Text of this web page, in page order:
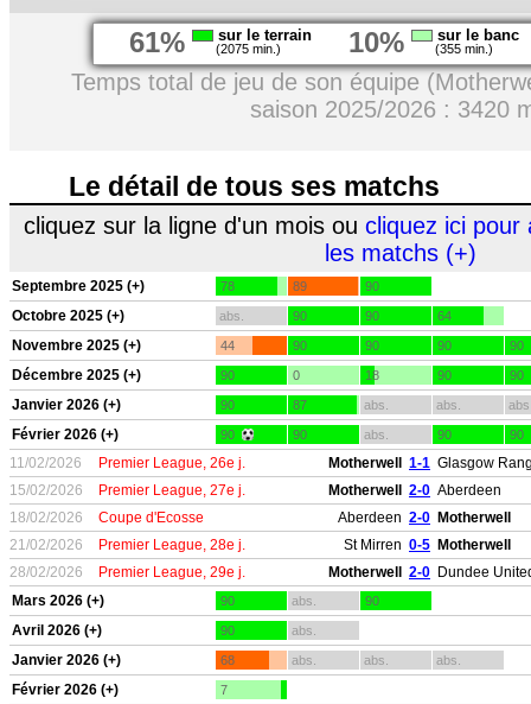
61% sur le terrain
(2075 min.) 10% sur le banc
(355 min.)
Temps total de jeu de son équipe
saison 2025/2026 : 3420
Le détail de tous ses matchs
cliquez sur la ligne d'un mois ou cliquez ici pour
les matchs (+)
Septembre 2025 (+) 78 89 90
Octobre 2025 (+) abs. 90 90 64
Novembre 2025 (+) 44 90 90 90 90
Décembre 2025 (+) 90 0 18 90 90
Janvier 2026 (+) 90 87 abs. abs.
Février 2026 (+) 90 90 abs. 90 90
11/02/2026 Premier League, 26e j. Motherwell 1-1 Glasgow
15/02/2026
Premier League, 27e j. Motherwell 2-0 Aberdeen
18/02/2026
Coupe d'Ecosse Aberdeen 2-0 Motherwell
21/02/2026
Premier League, 28e j. St Mirren 0-5 Motherwell
28/02/2026
Premier League, 29e j. Motherwell 2-0 Dundee
Mars 2026 (+)
90 abs. 90
Avril 2026 (+) 90 abs.
Janvier 2026 (+) 68 abs. abs. abs.
Février 2026 (+) 7